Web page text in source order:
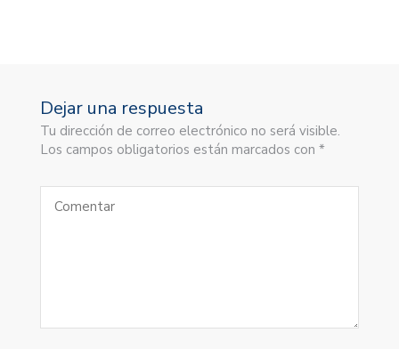
Dejar una respuesta
Tu dirección de correo electrónico no será visible.
Los campos obligatorios están marcados con *